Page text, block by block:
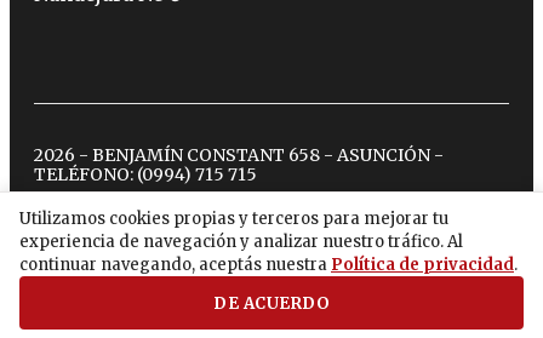
Utilizamos cookies propias y terceros para mejorar tu
experiencia de navegación y analizar nuestro tráfico. Al
continuar navegando, aceptás nuestra Política de privacidad.
DE ACUERDO
2026 - BENJAMÍN CONSTANT 658 - ASUNCIÓN -
TELÉFONO: (0994) 715 715
twitterinstagram
facebook
tiktokyoutubespotify